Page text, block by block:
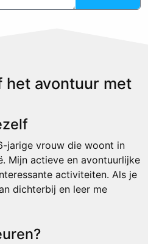
het avontuur met
jarige vrouw die woont in
Mijn actieve en avontuurlijke
activiteiten. Als je
dichterbij en leer me